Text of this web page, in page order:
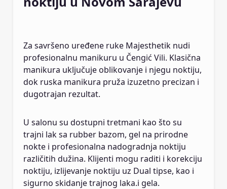
Za savršeno uređene ruke Majesthetik nudi
profesionalnu manikuru u Čengić Vili. Klasična
manikura uključuje oblikovanje i njegu noktiju,
dok ruska manikura pruža izuzetno precizan i
dugotrajan rezultat.
U salonu su dostupni tretmani kao što su
trajni lak sa rubber bazom, gel na prirodne
nokte i profesionalna nadogradnja noktiju
različitih dužina. Klijenti mogu raditi i korekciju
noktiju, izlijevanje noktiju uz Dual tipse, kao i
sigurno skidanje trajnog laka.i gela.